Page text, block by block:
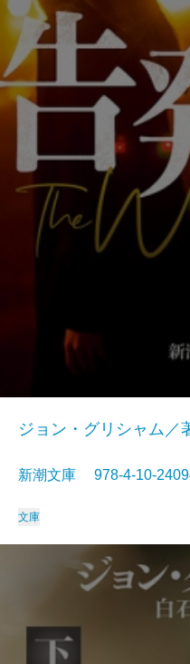
ジョン・グリシャム／
新潮文庫 978-4-10-
文庫